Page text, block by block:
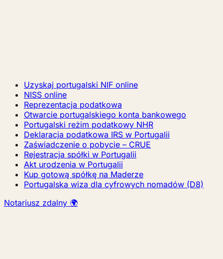
Uzyskaj portugalski NIF online
NISS online
Reprezentacja podatkowa
Otwarcie portugalskiego konta bankowego
Portugalski reżim podatkowy NHR
Deklaracja podatkowa IRS w Portugalii
Zaświadczenie o pobycie – CRUE
Rejestracja spółki w Portugalii
Akt urodzenia w Portugalii
Kup gotową spółkę na Maderze
Portugalska wiza dla cyfrowych nomadów (D8)
Notariusz zdalny 🌍